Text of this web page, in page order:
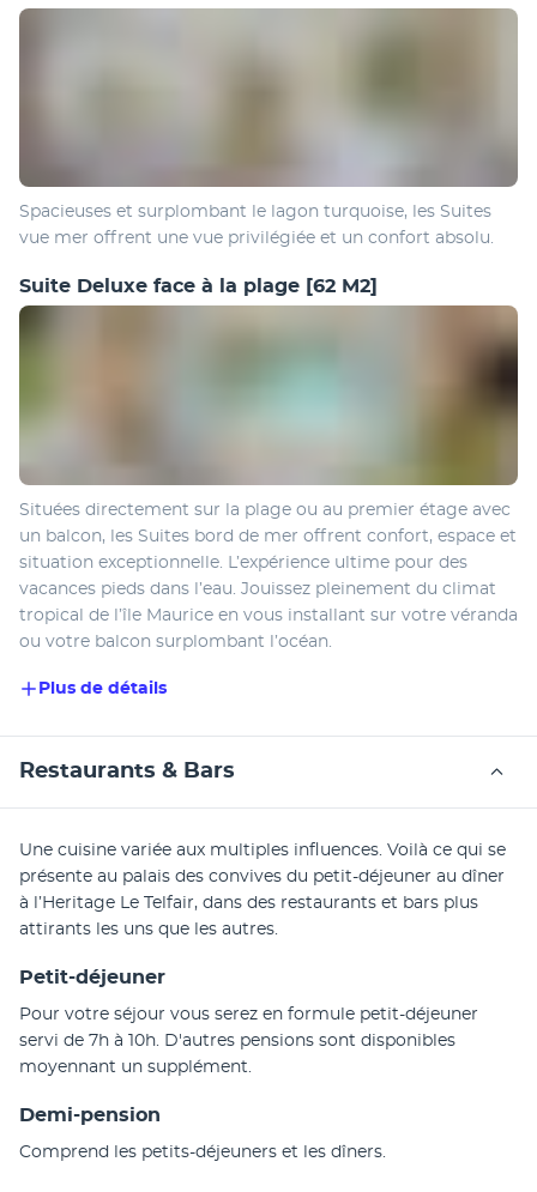
Spacieuses et surplombant le lagon turquoise, les Suites
vue mer offrent une vue privilégiée et un confort absolu.
Suite Deluxe face à la plage [62 M2]
Situées directement sur la plage ou au premier étage avec
un balcon, les Suites bord de mer offrent confort, espace et
situation exceptionnelle. L’expérience ultime pour des
vacances pieds dans l’eau. Jouissez pleinement du climat
tropical de l’île Maurice en vous installant sur votre véranda
ou votre balcon surplombant l’océan.
Plus de détails
Restaurants & Bars
Une cuisine variée aux multiples influences. Voilà ce qui se
présente au palais des convives du petit-déjeuner au dîner
à l’Heritage Le Telfair, dans des restaurants et bars plus
attirants les uns que les autres.
Petit-déjeuner
Pour votre séjour vous serez en formule petit-déjeuner
servi de 7h à 10h. D'autres pensions sont disponibles
moyennant un supplément.
Demi-pension
Comprend les petits-déjeuners et les dîners.